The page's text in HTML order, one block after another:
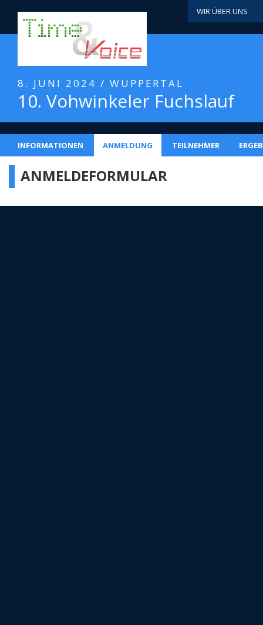
WIR ÜBER UNS
8. JUNI 2024 / WUPPERTAL
10. Vohwinkeler Fuchslauf
INFORMATIONEN ANMELDUNG TEILNEHMER
ANMELDEFORMULAR